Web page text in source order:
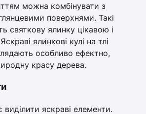
можна комбінувати з
поверхнями. Такі
святкову ялинку цікавою і
ялинкові кулі на тлі
особливо ефектно,
красу дерева.
виділити яскраві елементи.